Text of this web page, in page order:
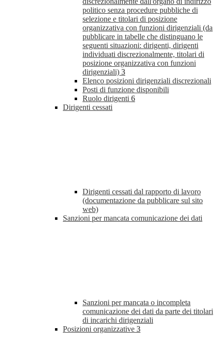
politico senza procedure pubbliche di
selezione e titolari di posizione
organizzativa con funzioni dirigenziali (da
pubblicare in tabelle che distinguano le
seguenti situazioni: dirigenti, dirigenti
individuati discrezionalmente, titolari di
posizione organizzativa con funzioni
dirigenziali) 3
Elenco posizioni dirigenziali discrezionali
Posti di funzione disponibili
Ruolo dirigenti 6
Dirigenti cessati
Dirigenti cessati dal rapporto di lavoro
(documentazione da pubblicare sul sito
web)
Sanzioni per mancata comunicazione dei dati
Sanzioni per mancata o incompleta
comunicazione dei dati da parte dei titolari
di incarichi dirigenziali
Posizioni organizzative 3